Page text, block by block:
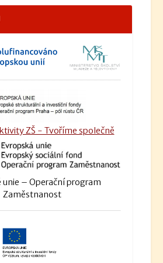
ZŠ - Tvoříme společně
unie – Operační program
Zaměstnanost